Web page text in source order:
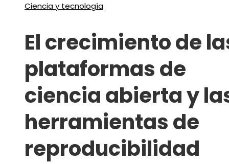
Ciencia y tecnología
El crecimiento de
plataformas de
ciencia abierta y
herramientas de
reproducibilidad